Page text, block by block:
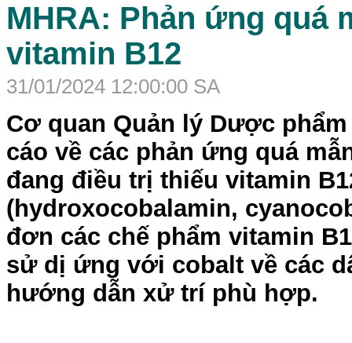
MHRA: Phản ứng quá
vitamin B12
31/01/2024 12:00:00 SA
Cơ quan Quản lý Dược
cáo về các phản ứng quá
đang điều trị thiếu vitamin
(hydroxocobalamin,
đơn các chế phẩm vitamin
sử dị ứng với cobalt về các
hướng dẫn xử trí phù hợp.